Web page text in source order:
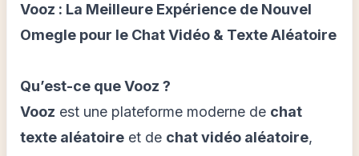
Vooz : La Meilleure Expérience de Nouvel
Omegle pour le Chat Vidéo & Texte Aléatoire
Qu’est-ce que Vooz ?
Vooz est une plateforme moderne de chat
texte aléatoire et de chat vidéo aléatoire,